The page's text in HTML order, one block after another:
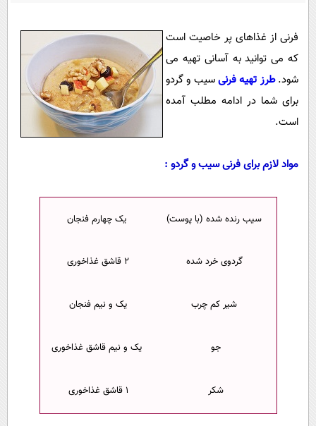
فناوری
گوناگون
حوادث
محیط زیست
سلامت
فرهنگی
اجتماعی
روانشناسی
آشپزی
دانلود
فرنی از غذاهای پر خاصیت است
که می توانید به آسانی تهیه می
شود.طرز تهیه فرنیسیب و گردو
برای شما در ادامه مطلب آمده
است.
مواد لازم برای فرنی سیب و گردو :
سیب رنده شده (با پوست) یک چهارم فنجان
گردوی خرد شده ۲ قاشق غذاخوری
شیر کم چرب یک و نیم فنجان
جو یک و نیم قاشق غذاخوری
شکر ۱ قاشق غذاخوری